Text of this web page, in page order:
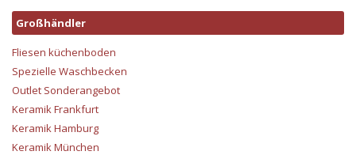
Großhändler
Fliesen küchenboden
Spezielle Waschbecken
Outlet Sonderangebot
Keramik Frankfurt
Keramik Hamburg
Keramik München